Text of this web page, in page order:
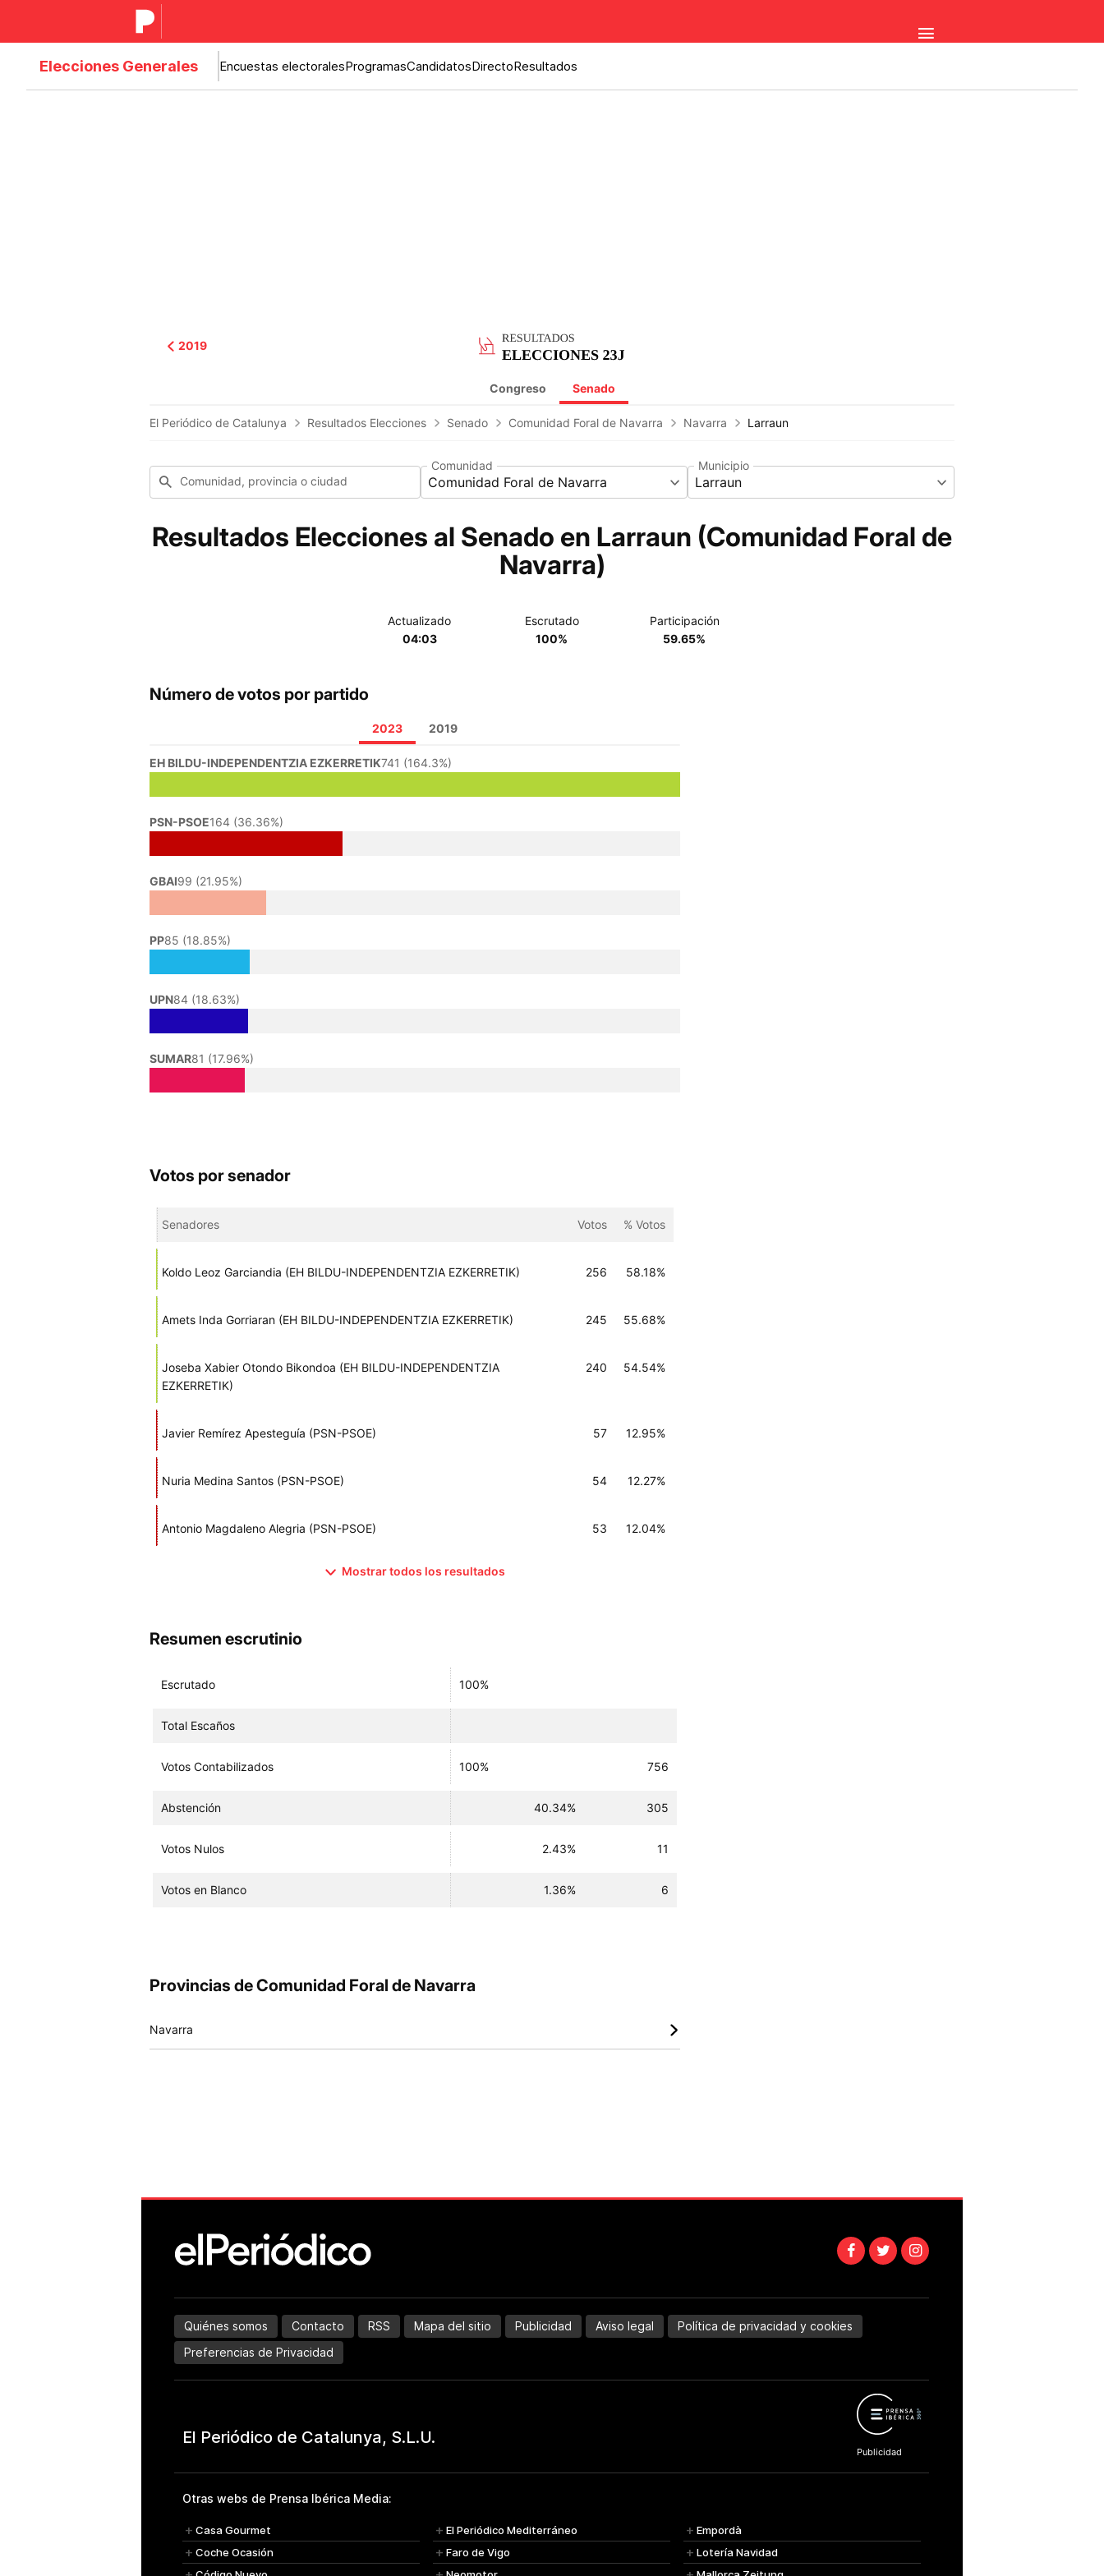
Elecciones Generales Encuestas electoralesProgramasCandidatosDirectoResultados
2019
Congreso Senado
El Periódico de Catalunya Resultados Elecciones Senado Comunidad Foral de Navarra Navarra Larraun
Comunidad, provincia o ciudad Comunidad Foral de Navarra
Comunidad
Larraun
Municipio
Resultados Elecciones al Senado en Larraun (Comunidad Foral de
Navarra)
Actualizado
04:03
Escrutado
100%
Participación
59.65%
Número de votos por partido
2023 2019
EH BILDU-INDEPENDENTZIA EZKERRETIK741 (164.3%)
PSN-PSOE164 (36.36%)
GBAI99 (21.95%)
PP85 (18.85%)
UPN84 (18.63%)
SUMAR81 (17.96%)
Votos por senador
Senadores Votos % Votos
Koldo Leoz Garciandia (EH BILDU-INDEPENDENTZIA EZKERRETIK) 256 58.18%
Amets Inda Gorriaran (EH BILDU-INDEPENDENTZIA EZKERRETIK) 245 55.68%
Joseba Xabier Otondo Bikondoa (EH BILDU-INDEPENDENTZIA
EZKERRETIK)
240 54.54%
Javier Remírez Apesteguía (PSN-PSOE) 57 12.95%
Nuria Medina Santos (PSN-PSOE) 54 12.27%
Antonio Magdaleno Alegria (PSN-PSOE) 53 12.04%
Mostrar todos los resultados
Resumen escrutinio
Escrutado 100%
Total Escaños
Votos Contabilizados 100% 756
Abstención 40.34% 305
Votos Nulos 2.43% 11
Votos en Blanco 1.36% 6
Provincias de Comunidad Foral de Navarra
Navarra
Quiénes somos Contacto RSS Mapa del sitio Publicidad Aviso legal
Política de privacidad y cookies
Preferencias de Privacidad
Otras webs de Prensa Ibérica Media:
Casa Gourmet
Coche Ocasión
El Periódico Mediterráneo
Faro de Vigo
Empordà
Lotería Navidad